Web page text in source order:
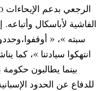
الفاشية لأباسكال وأتباعه.
سبته »، «
انتهكوا سيادتنا »، كما
بينما يطالبون
للدفاع عن الحدود